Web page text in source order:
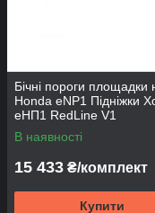
Бічні пороги площадки
Honda eNP1 Підніжки
еНП1 RedLine V1
В наявності
15 433 ₴/комплект
Купити